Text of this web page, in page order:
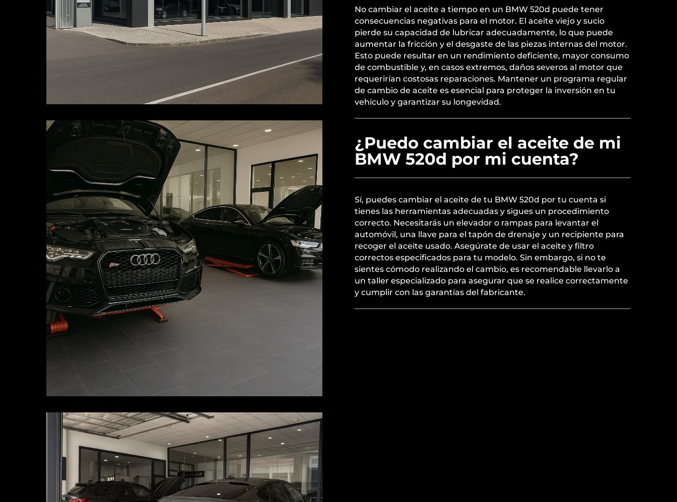
No cambiar el aceite a tiempo en un BMW 520d puede tener
consecuencias negativas para el motor. El aceite viejo y sucio
pierde su capacidad de lubricar adecuadamente, lo que puede
aumentar la fricción y el desgaste de las piezas internas del motor.
Esto puede resultar en un rendimiento deficiente, mayor consumo
de combustible y, en casos extremos, daños severos al motor que
requerirían costosas reparaciones. Mantener un programa regular
de cambio de aceite es esencial para proteger la inversión en tu
vehículo y garantizar su longevidad.
¿Puedo cambiar el aceite de mi
BMW 520d por mi cuenta?
Sí, puedes cambiar el aceite de tu BMW 520d por tu cuenta si
tienes las herramientas adecuadas y sigues un procedimiento
correcto. Necesitarás un elevador o rampas para levantar el
automóvil, una llave para el tapón de drenaje y un recipiente para
recoger el aceite usado. Asegúrate de usar el aceite y filtro
correctos especificados para tu modelo. Sin embargo, si no te
sientes cómodo realizando el cambio, es recomendable llevarlo a
un taller especializado para asegurar que se realice correctamente
y cumplir con las garantías del fabricante.